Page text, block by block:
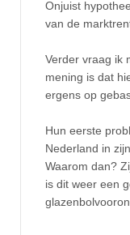
Onjuist
van de
Verder vraag ik
mening is dat
ergens op
Hun eerste
Nederland in
Waarom dan?
is dit weer een